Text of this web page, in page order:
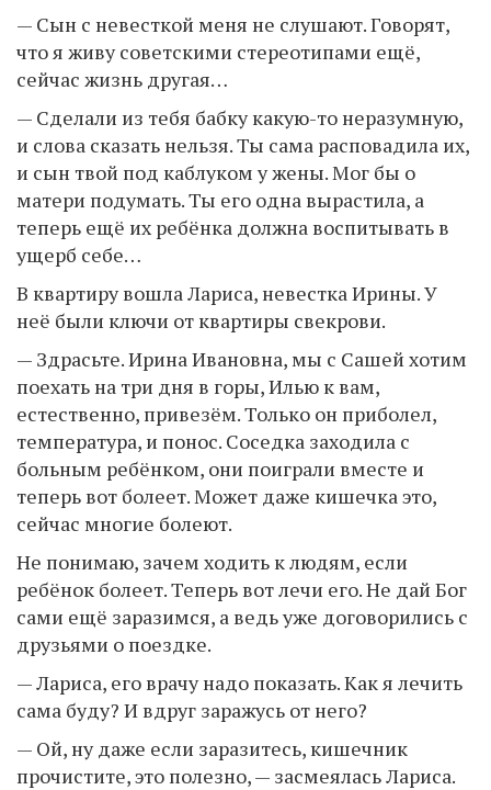
— Сын с невесткой меня не слушают. Говорят,
что я живу советскими стереотипами ещё,
сейчас жизнь другая…
— Сделали из тебя бабку какую-то неразумную,
и слова сказать нельзя. Ты сама расповадила их,
и сын твой под каблуком у жены. Мог бы о
матери подумать. Ты его одна вырастила, а
теперь ещё их ребёнка должна воспитывать в
ущерб себе…
В квартиру вошла Лариса, невестка Ирины. У
неё были ключи от квартиры свекрови.
— Здрасьте. Ирина Ивановна, мы с Сашей хотим
поехать на три дня в горы, Илью к вам,
естественно, привезём. Только он приболел,
температура, и понос. Соседка заходила с
больным ребёнком, они поиграли вместе и
теперь вот болеет. Может даже кишечка это,
сейчас многие болеют.
Не понимаю, зачем ходить к людям, если
ребёнок болеет. Теперь вот лечи его. Не дай Бог
сами ещё заразимся, а ведь уже договорились с
друзьями о поездке.
— Лариса, его врачу надо показать. Как я лечить
сама буду? И вдруг заражусь от него?
— Ой, ну даже если заразитесь, кишечник
прочистите, это полезно, — засмеялась Лариса.